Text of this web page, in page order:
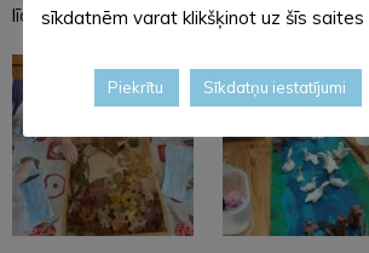
līdz mācību gada beigām.
sīkdatnēm varat klikšķinot uz šīs saites
Piekrītu Sīkdatņu iestatījumi